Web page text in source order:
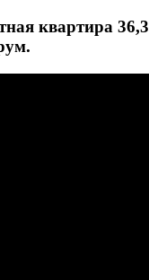
квартира 36,3